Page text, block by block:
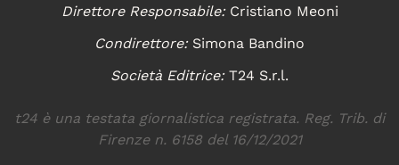
Direttore Responsabile:Cristiano Meoni
Condirettore:Simona Bandino
Società Editrice:T24 S.r.l.
t24 è una testata giornalistica registrata. Reg. Trib. di
Firenze n. 6158 del 16/12/2021